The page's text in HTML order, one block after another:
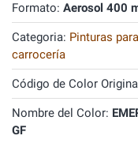
Formato: Aerosol 400
Categoria: Pinturas
carrocería
Código de Color
Nombre del Color:
GF